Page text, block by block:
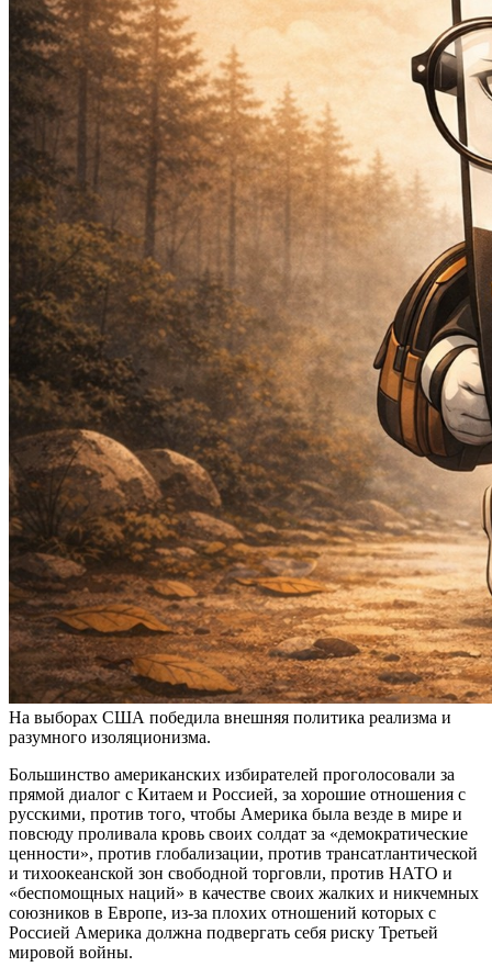
На выборах США победила внешняя политика реализма и
разумного изоляционизма.
Большинство американских избирателей проголосовали за
прямой диалог с Китаем и Россией, за хорошие отношения с
русскими, против того, чтобы Америка была везде в мире и
повсюду проливала кровь своих солдат за «демократические
ценности», против глобализации, против трансатлантической
и тихоокеанской зон свободной торговли, против НАТО и
«беспомощных наций» в качестве своих жалких и никчемных
союзников в Европе, из-за плохих отношений которых с
Россией Америка должна подвергать себя риску Третьей
мировой войны.